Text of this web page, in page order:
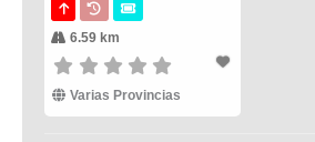
6.59 km
Varias Provincias